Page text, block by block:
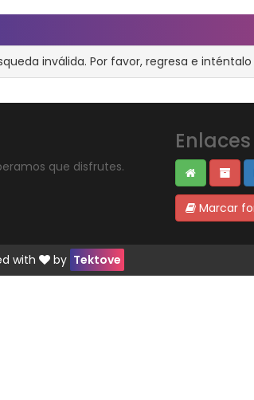
inválida. Por favor, regresa e
que disfrutes.
Enlaces
Marcar
with by Tektove